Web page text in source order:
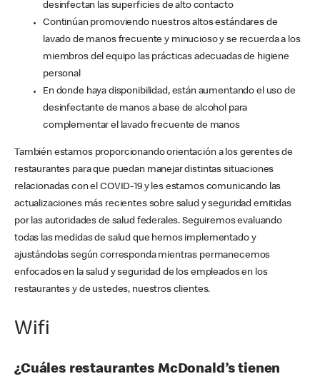
desinfectan las superficies de alto contacto
Continúan promoviendo nuestros altos estándares de
lavado de manos frecuente y minucioso y se recuerda a los
miembros del equipo las prácticas adecuadas de higiene
personal
En donde haya disponibilidad, están aumentando el uso de
desinfectante de manos a base de alcohol para
complementar el lavado frecuente de manos
También estamos proporcionando orientación a los gerentes de
restaurantes para que puedan manejar distintas situaciones
relacionadas con el COVID-19 y les estamos comunicando las
actualizaciones más recientes sobre salud y seguridad emitidas
por las autoridades de salud federales. Seguiremos evaluando
todas las medidas de salud que hemos implementado y
ajustándolas según corresponda mientras permanecemos
enfocados en la salud y seguridad de los empleados en los
restaurantes y de ustedes, nuestros clientes.
Wifi
¿Cuáles restaurantes McDonald’s tienen